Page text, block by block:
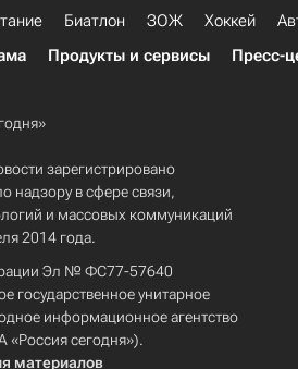
Биатлон ЗОЖ Хоккей
Продукты и сервисы Пресс-
зарегистрировано
надзору в сфере связи,
и массовых коммуникаций
2014 года.
Эл № ФС77-57640
государственное унитарное
информационное агентство
сегодня»).
материалов